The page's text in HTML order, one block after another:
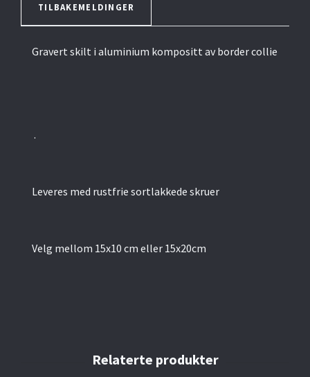
TILBAKEMELDINGER
Gravert skilt i aluminium kompositt av border collie
.
Leveres med rustfrie sortlakkede skruer
Velg mellom 15x10 cm eller 15x20cm